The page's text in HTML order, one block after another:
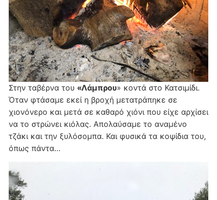
Στην ταβέρνα του «Λάμπρου» κοντά στο Κατσιμίδι.
Όταν φτάσαμε εκεί η βροχή μετατράπηκε σε
χιονόνερο και μετά σε καθαρό χιόνι που είχε αρχίσει
να το στρώνει κιόλας. Απολαύσαμε το αναμένο
τζάκι και την ξυλόσομπα. Και φυσικά τα κοψίδια του,
όπως πάντα…